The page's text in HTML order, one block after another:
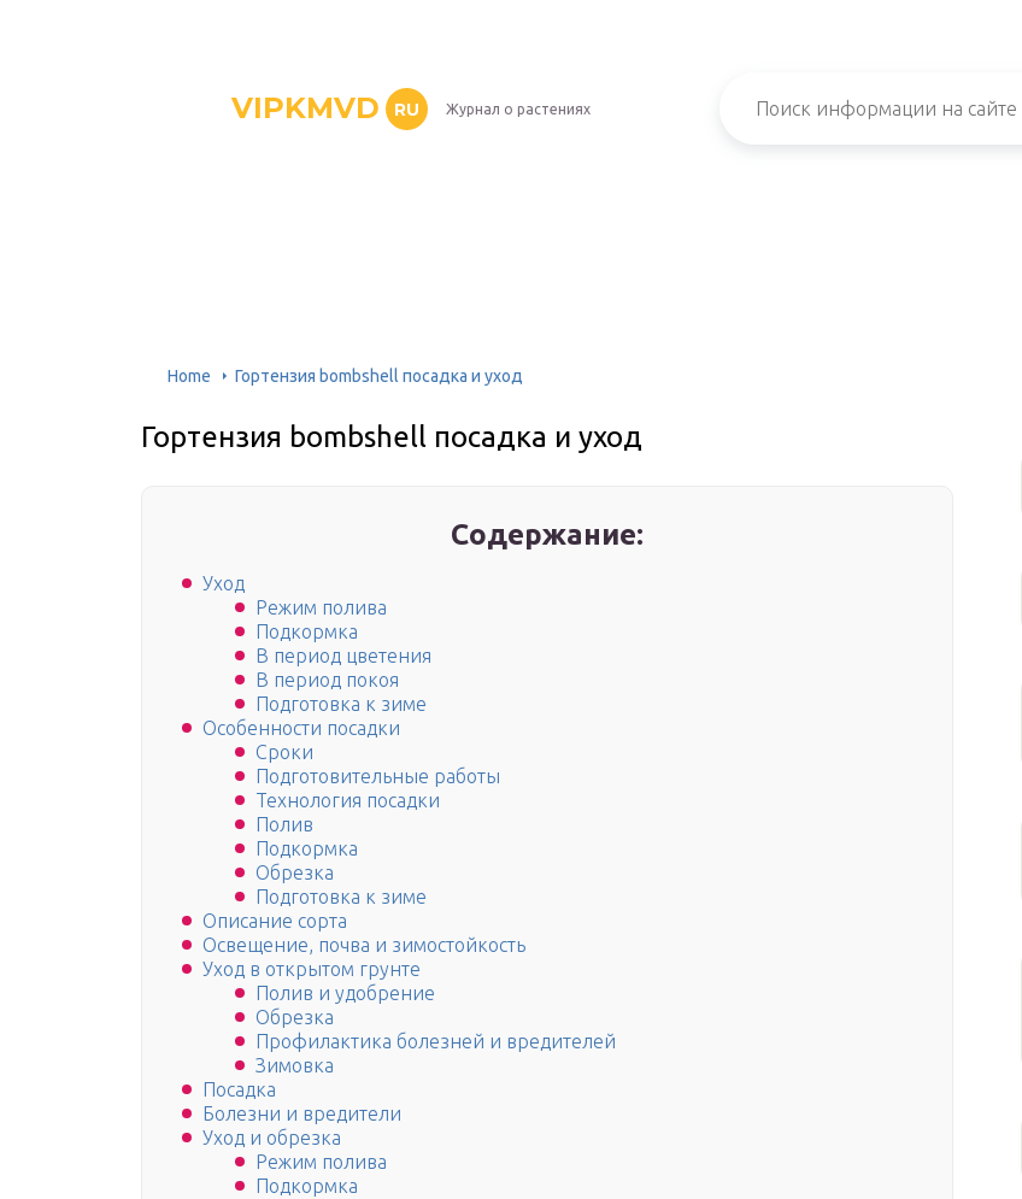
VIPKMVD RU Журнал о растениях
Home Гортензия bombshell посадка и уход
Гортензия bombshell посадка и уход
Содержание:
Уход
Режим полива
Подкормка
В период цветения
В период покоя
Подготовка к зиме
Особенности посадки
Сроки
Подготовительные работы
Технология посадки
Полив
Подкормка
Обрезка
Подготовка к зиме
Описание сорта
Освещение, почва и зимостойкость
Уход в открытом грунте
Полив и удобрение
Обрезка
Профилактика болезней и вредителей
Зимовка
Посадка
Болезни и вредители
Уход и обрезка
Режим полива
Подкормка